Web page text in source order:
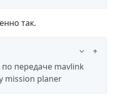
так.
по передаче mavlink
mission planer